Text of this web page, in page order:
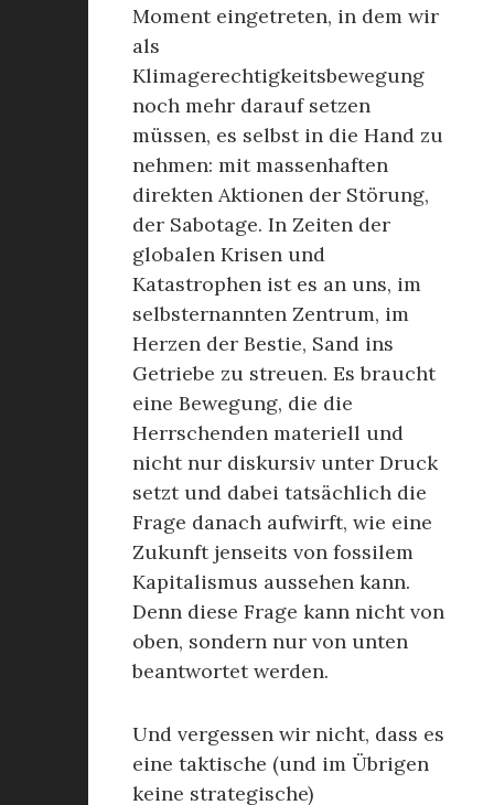
Moment eingetreten, in dem wir
als
Klimagerechtigkeitsbewegung
noch mehr darauf setzen
müssen, es selbst in die Hand zu
nehmen: mit massenhaften
direkten Aktionen der Störung,
der Sabotage. In Zeiten der
globalen Krisen und
Katastrophen ist es an uns, im
selbsternannten Zentrum, im
Herzen der Bestie, Sand ins
Getriebe zu streuen. Es braucht
eine Bewegung, die die
Herrschenden materiell und
nicht nur diskursiv unter Druck
setzt und dabei tatsächlich die
Frage danach aufwirft, wie eine
Zukunft jenseits von fossilem
Kapitalismus aussehen kann.
Denn diese Frage kann nicht von
oben, sondern nur von unten
beantwortet werden.
Und vergessen wir nicht, dass es
eine taktische (und im Übrigen
keine strategische)